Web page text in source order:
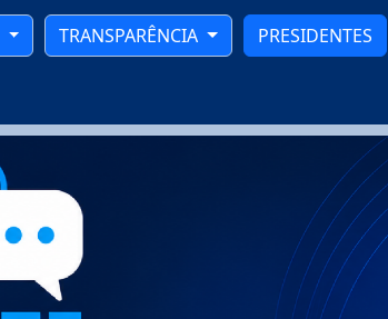
TRANSPARÊNCIA PRESIDENTES